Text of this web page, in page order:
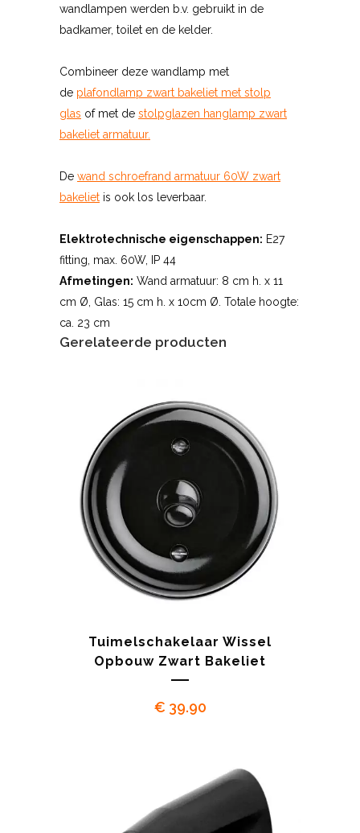
wandlampen werden b.v. gebruikt in de
badkamer, toilet en de kelder.
Combineer deze wandlamp met
de plafondlamp zwart bakeliet met stolp
glas of met de stolpglazen hanglamp zwart
bakeliet armatuur.
De wand schroefrand armatuur 60W zwart
bakeliet is ook los leverbaar.
Elektrotechnische eigenschappen: E27
fitting, max. 60W, IP 44
Afmetingen: Wand armatuur: 8 cm h. x 11
cm Ø, Glas: 15 cm h. x 10cm Ø. Totale hoogte:
ca. 23 cm
Gerelateerde producten
Tuimelschakelaar Wissel
Opbouw Zwart Bakeliet
€ 39.90